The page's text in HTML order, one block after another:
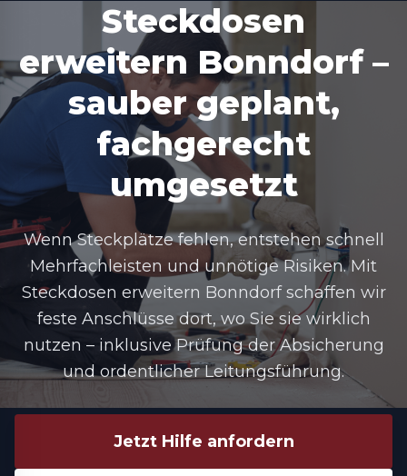
Steckdosen
erweitern Bonndorf –
sauber geplant,
fachgerecht
umgesetzt
Wenn Steckplätze fehlen, entstehen schnell
Mehrfachleisten und unnötige Risiken. Mit
Steckdosen erweitern Bonndorfschaffen wir
feste Anschlüsse dort, wo Sie sie wirklich
nutzen – inklusive Prüfung der Absicherung
und ordentlicher Leitungsführung.
Jetzt Hilfe anfordern